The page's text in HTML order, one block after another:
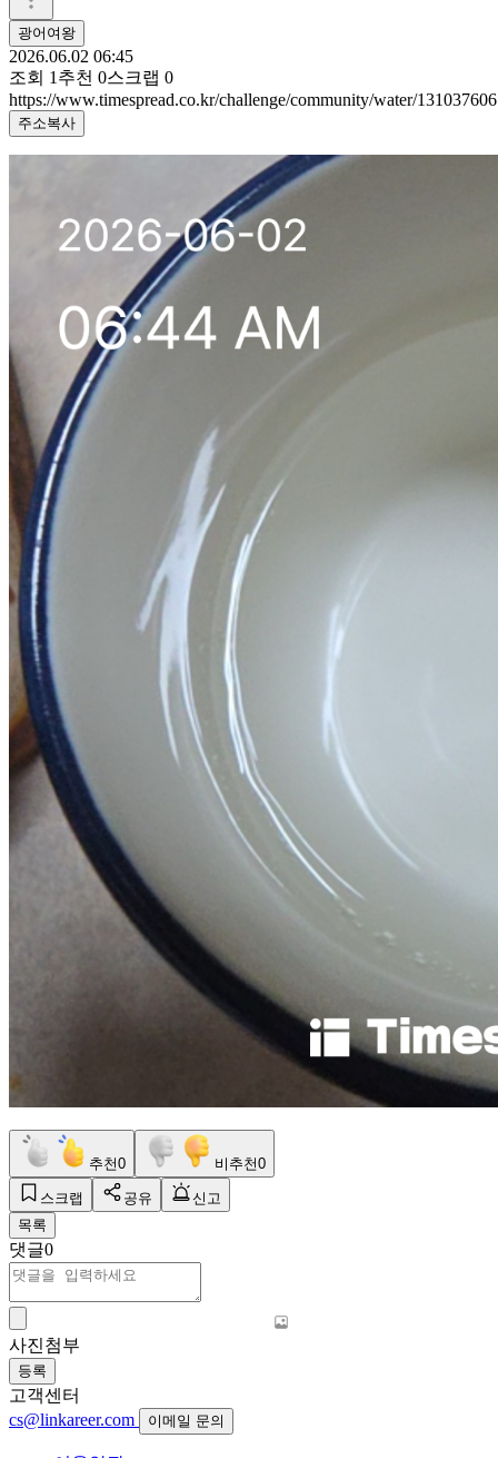
광어여왕
2026.06.02 06:45
조회 1 추천 0스크랩 0
https://www.timespread.co.kr/challenge/community/water/131037606
주소복사
추천0 비추천0
스크랩 공유
신고
목록
댓글0
사진첨부
등록
고객센터
cs@linkareer.com
이메일 문의